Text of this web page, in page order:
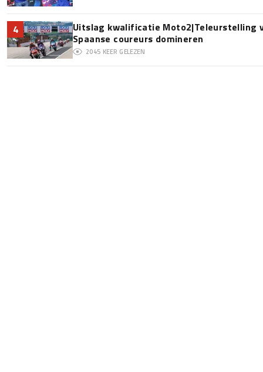
4
Uitslag kwalificatie Moto2|Teleurstelling
Spaanse coureurs domineren
2045 KEER GELEZEN